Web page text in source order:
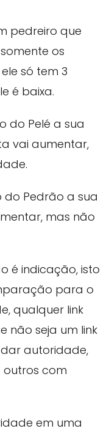
pedreiro que
os
só tem 3
é baixa.
do Pelé a sua
vai aumentar,
do Pedrão a sua
mas não
é indicação, isto
para o
qualquer link
não seja um link
autoridade,
outros com
em uma